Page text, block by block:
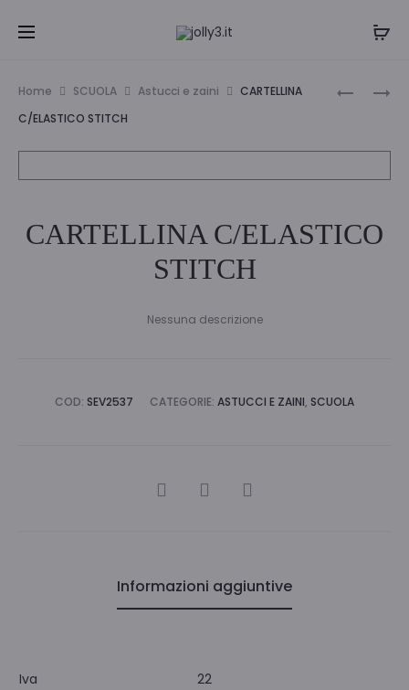
i
E
STICH
BOTTLE
INTER
Home SCUOLA Astucci e zaini
CARTELLINA
C/ELASTICO STITCH
CARTELLINA C/ELASTICO
STITCH
Nessuna descrizione
COD: SEV2537 CATEGORIE: ASTUCCI E ZAINI, SCUOLA
CONDIVIDI
Informazioni aggiuntive
Iva 22